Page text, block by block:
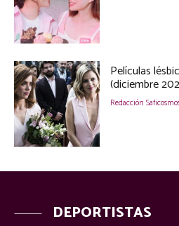
Películas
(diciembre
Redacción
DEPORTISTAS